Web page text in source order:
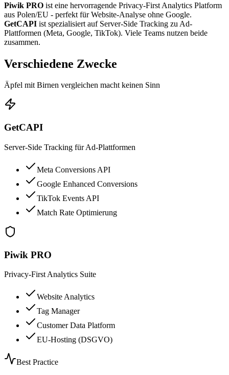
Piwik PRO ist eine hervorragende Privacy-First Analytics Platform
aus Polen/EU - perfekt für Website-Analyse ohne Google.
GetCAPI ist spezialisiert auf Server-Side Tracking zu Ad-
Plattformen (Meta, Google, TikTok). Viele Teams nutzen beide
zusammen.
Verschiedene Zwecke
Äpfel mit Birnen vergleichen macht keinen Sinn
GetCAPI
Server-Side Tracking für Ad-Plattformen
Meta Conversions API
Google Enhanced Conversions
TikTok Events API
Match Rate Optimierung
Piwik PRO
Privacy-First Analytics Suite
Website Analytics
Tag Manager
Customer Data Platform
EU-Hosting (DSGVO)
Best Practice